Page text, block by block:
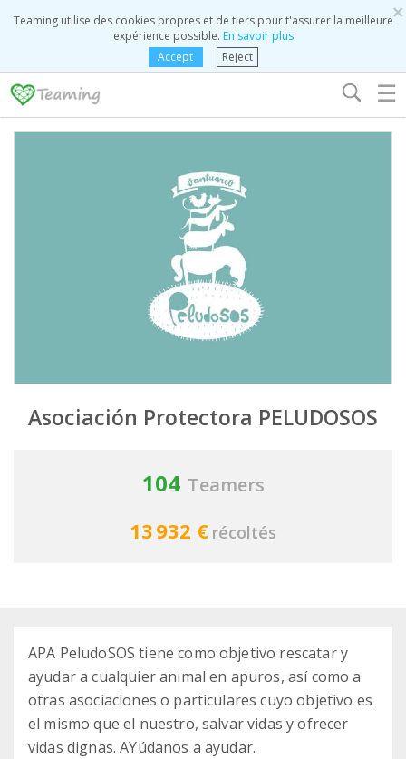
×
Teaming utilise des cookies propres et de tiers pour t'assurer la meilleure
expérience possible. En savoir plus
Accept
Reject
☰
Asociación Protectora PELUDOSOS
104 Teamers
13 932 € récoltés
APA PeludoSOS tiene como objetivo rescatar y
ayudar a cualquier animal en apuros, así como a
otras asociaciones o particulares cuyo objetivo es
el mismo que el nuestro, salvar vidas y ofrecer
vidas dignas. AYúdanos a ayudar.